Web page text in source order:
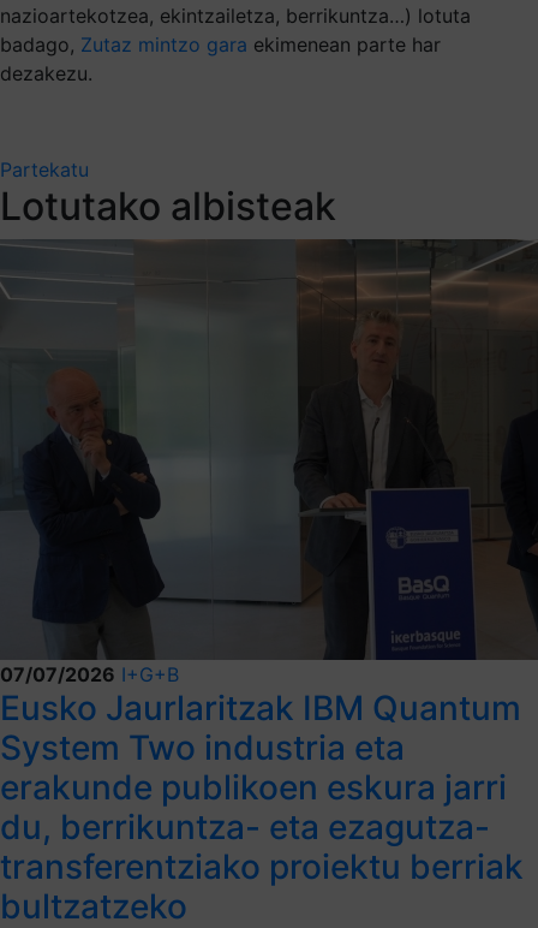
nazioartekotzea, ekintzailetza, berrikuntza…) lotuta
badago, Zutaz mintzo gara ekimenean parte har
dezakezu.
Partekatu
Lotutako albisteak
07/07/2026 I+G+B
Eusko Jaurlaritzak IBM Quantum
System Two industria eta
erakunde publikoen eskura jarri
du, berrikuntza- eta ezagutza-
transferentziako proiektu berriak
bultzatzeko